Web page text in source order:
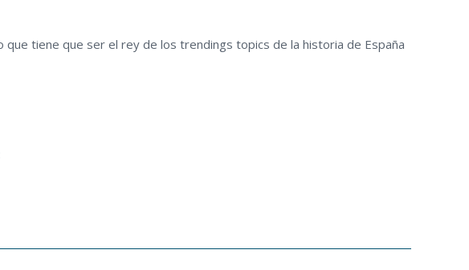
tiene que ser el rey de los trendings topics de la historia de España